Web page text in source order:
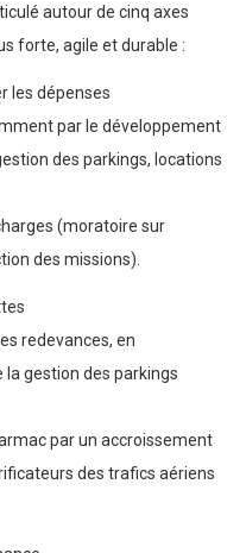
autour de cinq axes
forte, agile et durable :
les dépenses
par le développement
des parkings, locations
(moratoire sur
des missions).
redevances, en
gestion des parkings
par un accroissement
des trafics aériens